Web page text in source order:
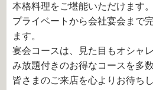
本格料理をご堪能いただけます。
プライベートから会社宴会まで
ます。
宴会コースは、見た目もオシャ
み放題付きのお得なコースを多
皆さまのご来店を心よりお待ち